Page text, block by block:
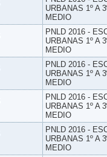
URBANAS 1º A
MEDIO
PNLD 2016 -
URBANAS 1º A
MEDIO
PNLD 2016 -
URBANAS 1º A
MEDIO
PNLD 2016 -
URBANAS 1º A
MEDIO
PNLD 2016 -
URBANAS 1º A
MEDIO